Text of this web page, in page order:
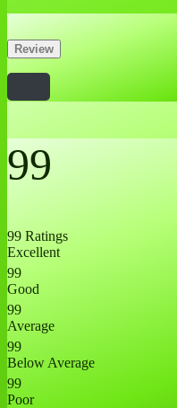
Review
99
99 Ratings
Excellent
99
Good
99
Average
99
Below Average
99
Poor